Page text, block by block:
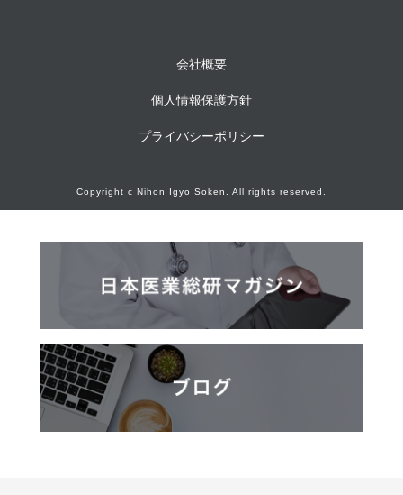
会社概要
個人情報保護方針
プライバシーポリシー
Copyright c Nihon Igyo Soken. All rights reserved.